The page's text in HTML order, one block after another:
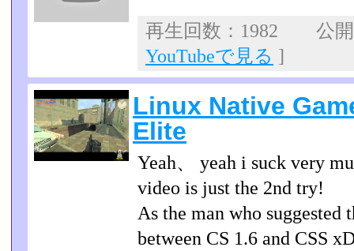
再生回数：1982 公
YouTubeで見る ]
Linux Native
Elite
Yeah、 yeah i suck very
video is just the 2nd try!
As the man who suggested
between CS 1.6 and CSS